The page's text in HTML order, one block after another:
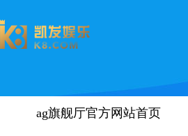
ag旗舰厅官方网站首页